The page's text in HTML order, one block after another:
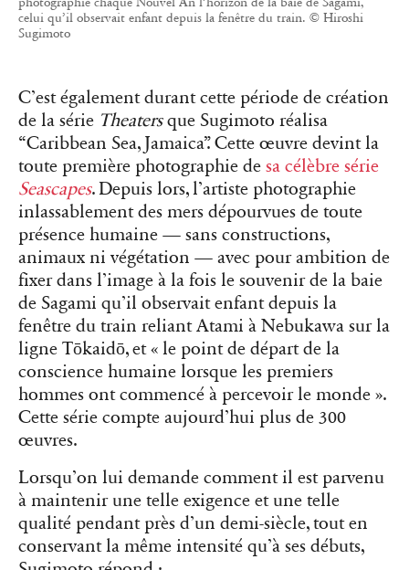
celui qu’il observait enfant depuis la fenêtre du train. © Hiroshi
Sugimoto
C’est également durant cette période de création
de la série Theatersque Sugimoto réalisa
“Caribbean Sea, Jamaica”. Cette œuvre devint la
toute première photographie de sa célèbre série
Seascapes. Depuis lors, l’artiste photographie
inlassablement des mers dépourvues de toute
présence humaine — sans constructions,
animaux ni végétation — avec pour ambition de
fixer dans l’image à la fois le souvenir de la baie
de Sagami qu’il observait enfant depuis la
fenêtre du train reliant Atami à Nebukawa sur la
ligne Tōkaidō, et « le point de départ de la
conscience humaine lorsque les premiers
hommes ont commencé à percevoir le monde ».
Cette série compte aujourd’hui plus de 300
œuvres.
Lorsqu’on lui demande comment il est parvenu
à maintenir une telle exigence et une telle
qualité pendant près d’un demi-siècle, tout en
conservant la même intensité qu’à ses débuts,